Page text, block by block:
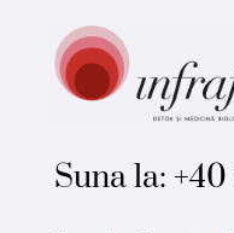
Suna la: +40